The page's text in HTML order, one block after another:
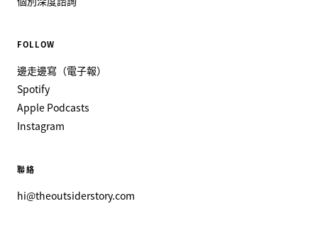
FOLLOW
邊走邊寫（電子報）
Spotify
Apple Podcasts
Instagram
聯絡
hi@theoutsiderstory.com